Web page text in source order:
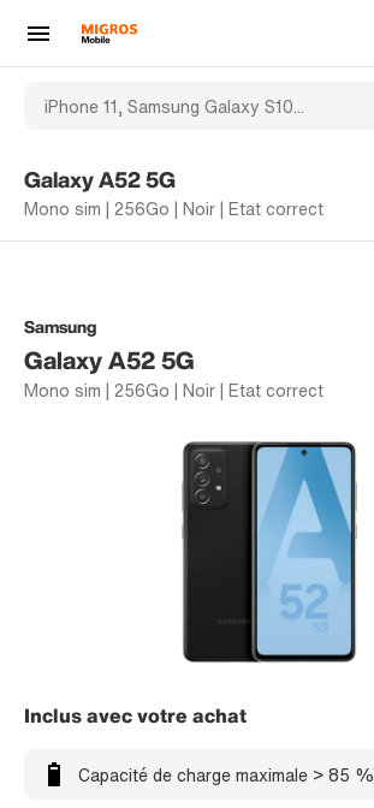
Galaxy A52 5G
Mono sim | 256Go | Noir | Etat correct
Samsung
Galaxy A52 5G
Mono sim | 256Go | Noir | Etat correct
Inclus avec votre achat
Capacité de charge maximale > 85 %